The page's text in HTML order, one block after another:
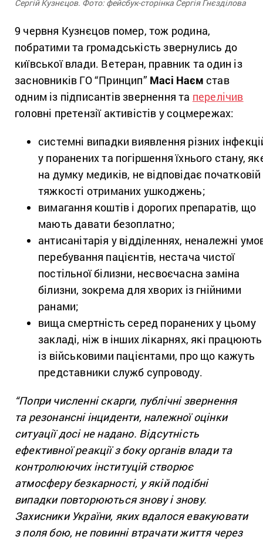
Сергій Кузнєцов. Фото: фейсбук-сторінка Сергія Гнєзділова
9 червня Кузнєцов помер, тож родина,
побратими та громадськість звернулись до
київської влади. Ветеран, правник та один із
засновників ГО “Принцип” Масі Наєм став
одним із підписантів звернення та перелічив
головні претензії активістів у соцмережах:
системні випадки виявлення різних
у поранених та погіршення їхнього стану,
на думку медиків, не відповідає початковій
тяжкості отриманих ушкоджень;
вимагання коштів і дорогих препаратів, що
мають давати безоплатно;
антисанітарія у відділеннях, неналежні
перебування пацієнтів, нестача чистої
постільної білизни, несвоєчасна заміна
білизни, зокрема для хворих із гнійними
ранами;
вища смертність серед поранених у цьому
закладі, ніж в інших лікарнях, які працюють
із військовими пацієнтами, про що кажуть
представники служб супроводу.
“Попри численні скарги, публічні звернення
та резонансні інциденти, належної оцінки
ситуації досі не надано. Відсутність
ефективної реакції з боку органів влади та
контролюючих інституцій створює
атмосферу безкарності, у якій подібні
випадки повторюються знову і знову.
Захисники України, яких вдалося евакуювати
з поля бою, не повинні втрачати життя через